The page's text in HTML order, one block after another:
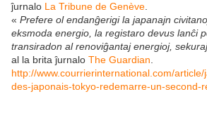
ĵurnalo La Tribune de Genève
« Prefere ol endanĝerigi la japanajn
eksmoda energio, la registaro devus lanĉi
transiradon al renoviĝantaj energioj,
al la brita ĵurnalo The Guardian
http://www.courrierinternational.com/
des-japonais-tokyo-redemarre-un-second-